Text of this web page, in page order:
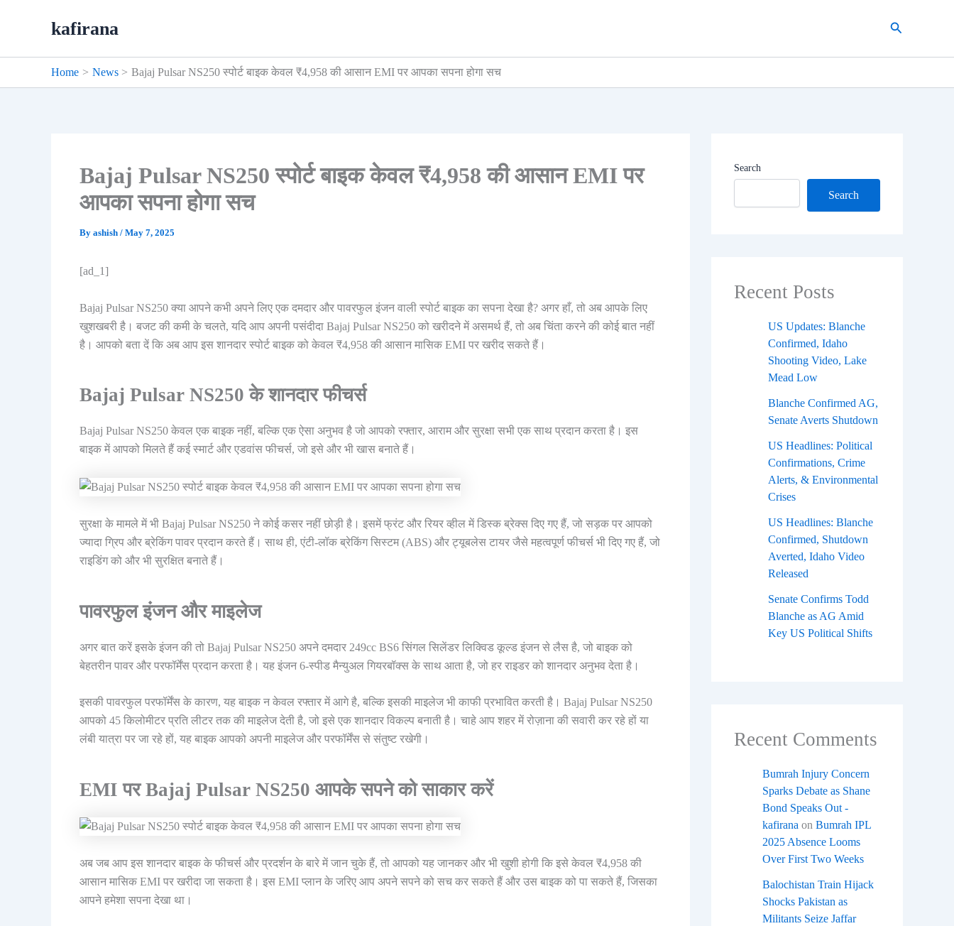
kafirana Search
Home News Bajaj Pulsar NS250 स्पोर्ट बाइक केवल ₹4,958 की आसान EMI पर आपका सपना होगा सच
Bajaj Pulsar NS250 स्पोर्ट बाइक केवल ₹4,958 की आसान EMI पर
आपका सपना होगा सच
By ashish / May 7, 2025
[ad_1]
Bajaj Pulsar NS250 क्या आपने कभी अपने लिए एक दमदार और पावरफुल इंजन वाली स्पोर्ट बाइक का सपना देखा है? अगर हाँ, तो अब आपके लिए
खुशखबरी है। बजट की कमी के चलते, यदि आप अपनी पसंदीदा Bajaj Pulsar NS250 को खरीदने में असमर्थ हैं, तो अब चिंता करने की कोई बात नहीं
है। आपको बता दें कि अब आप इस शानदार स्पोर्ट बाइक को केवल ₹4,958 की आसान मासिक EMI पर खरीद सकते हैं।
Bajaj Pulsar NS250 के शानदार फीचर्स
Bajaj Pulsar NS250 केवल एक बाइक नहीं, बल्कि एक ऐसा अनुभव है जो आपको रफ्तार, आराम और सुरक्षा सभी एक साथ प्रदान करता है। इस
बाइक में आपको मिलते हैं कई स्मार्ट और एडवांस फीचर्स, जो इसे और भी खास बनाते हैं।
सुरक्षा के मामले में भी Bajaj Pulsar NS250 ने कोई कसर नहीं छोड़ी है। इसमें फ्रंट और रियर व्हील में डिस्क ब्रेक्स दिए गए हैं, जो सड़क पर आपको
ज्यादा ग्रिप और ब्रेकिंग पावर प्रदान करते हैं। साथ ही, एंटी-लॉक ब्रेकिंग सिस्टम (ABS) और ट्यूबलेस टायर जैसे महत्वपूर्ण फीचर्स भी दिए गए हैं, जो
राइडिंग को और भी सुरक्षित बनाते हैं।
पावरफुल इंजन और माइलेज
अगर बात करें इसके इंजन की तो Bajaj Pulsar NS250 अपने दमदार 249cc BS6 सिंगल सिलेंडर लिक्विड कूल्ड इंजन से लैस है, जो बाइक को
बेहतरीन पावर और परफॉर्मेंस प्रदान करता है। यह इंजन 6-स्पीड मैन्युअल गियरबॉक्स के साथ आता है, जो हर राइडर को शानदार अनुभव देता है।
इसकी पावरफुल परफॉर्मेंस के कारण, यह बाइक न केवल रफ्तार में आगे है, बल्कि इसकी माइलेज भी काफी प्रभावित करती है। Bajaj Pulsar NS250
आपको 45 किलोमीटर प्रति लीटर तक की माइलेज देती है, जो इसे एक शानदार विकल्प बनाती है। चाहे आप शहर में रोज़ाना की सवारी कर रहे हों या
लंबी यात्रा पर जा रहे हों, यह बाइक आपको अपनी माइलेज और परफॉर्मेंस से संतुष्ट रखेगी।
EMI पर Bajaj Pulsar NS250 आपके सपने को साकार करें
अब जब आप इस शानदार बाइक के फीचर्स और प्रदर्शन के बारे में जान चुके हैं, तो आपको यह जानकर और भी खुशी होगी कि इसे केवल ₹4,958 की
आसान मासिक EMI पर खरीदा जा सकता है। इस EMI प्लान के जरिए आप अपने सपने को सच कर सकते हैं और उस बाइक को पा सकते हैं, जिसका
आपने हमेशा सपना देखा था।
Search
Search
Recent Posts
US Updates: Blanche
Confirmed, Idaho
Shooting Video, Lake
Mead Low
Blanche Confirmed AG,
Senate Averts Shutdown
US Headlines: Political
Confirmations, Crime
Alerts, & Environmental
Crises
US Headlines: Blanche
Confirmed, Shutdown
Averted, Idaho Video
Released
Senate Confirms Todd
Blanche as AG Amid
Key US Political Shifts
Recent Comments
Bumrah Injury Concern
Sparks Debate as Shane
Bond Speaks Out -
kafirana on Bumrah IPL
2025 Absence Looms
Over First Two Weeks
Balochistan Train Hijack
Shocks Pakistan as
Militants Seize Jaffar